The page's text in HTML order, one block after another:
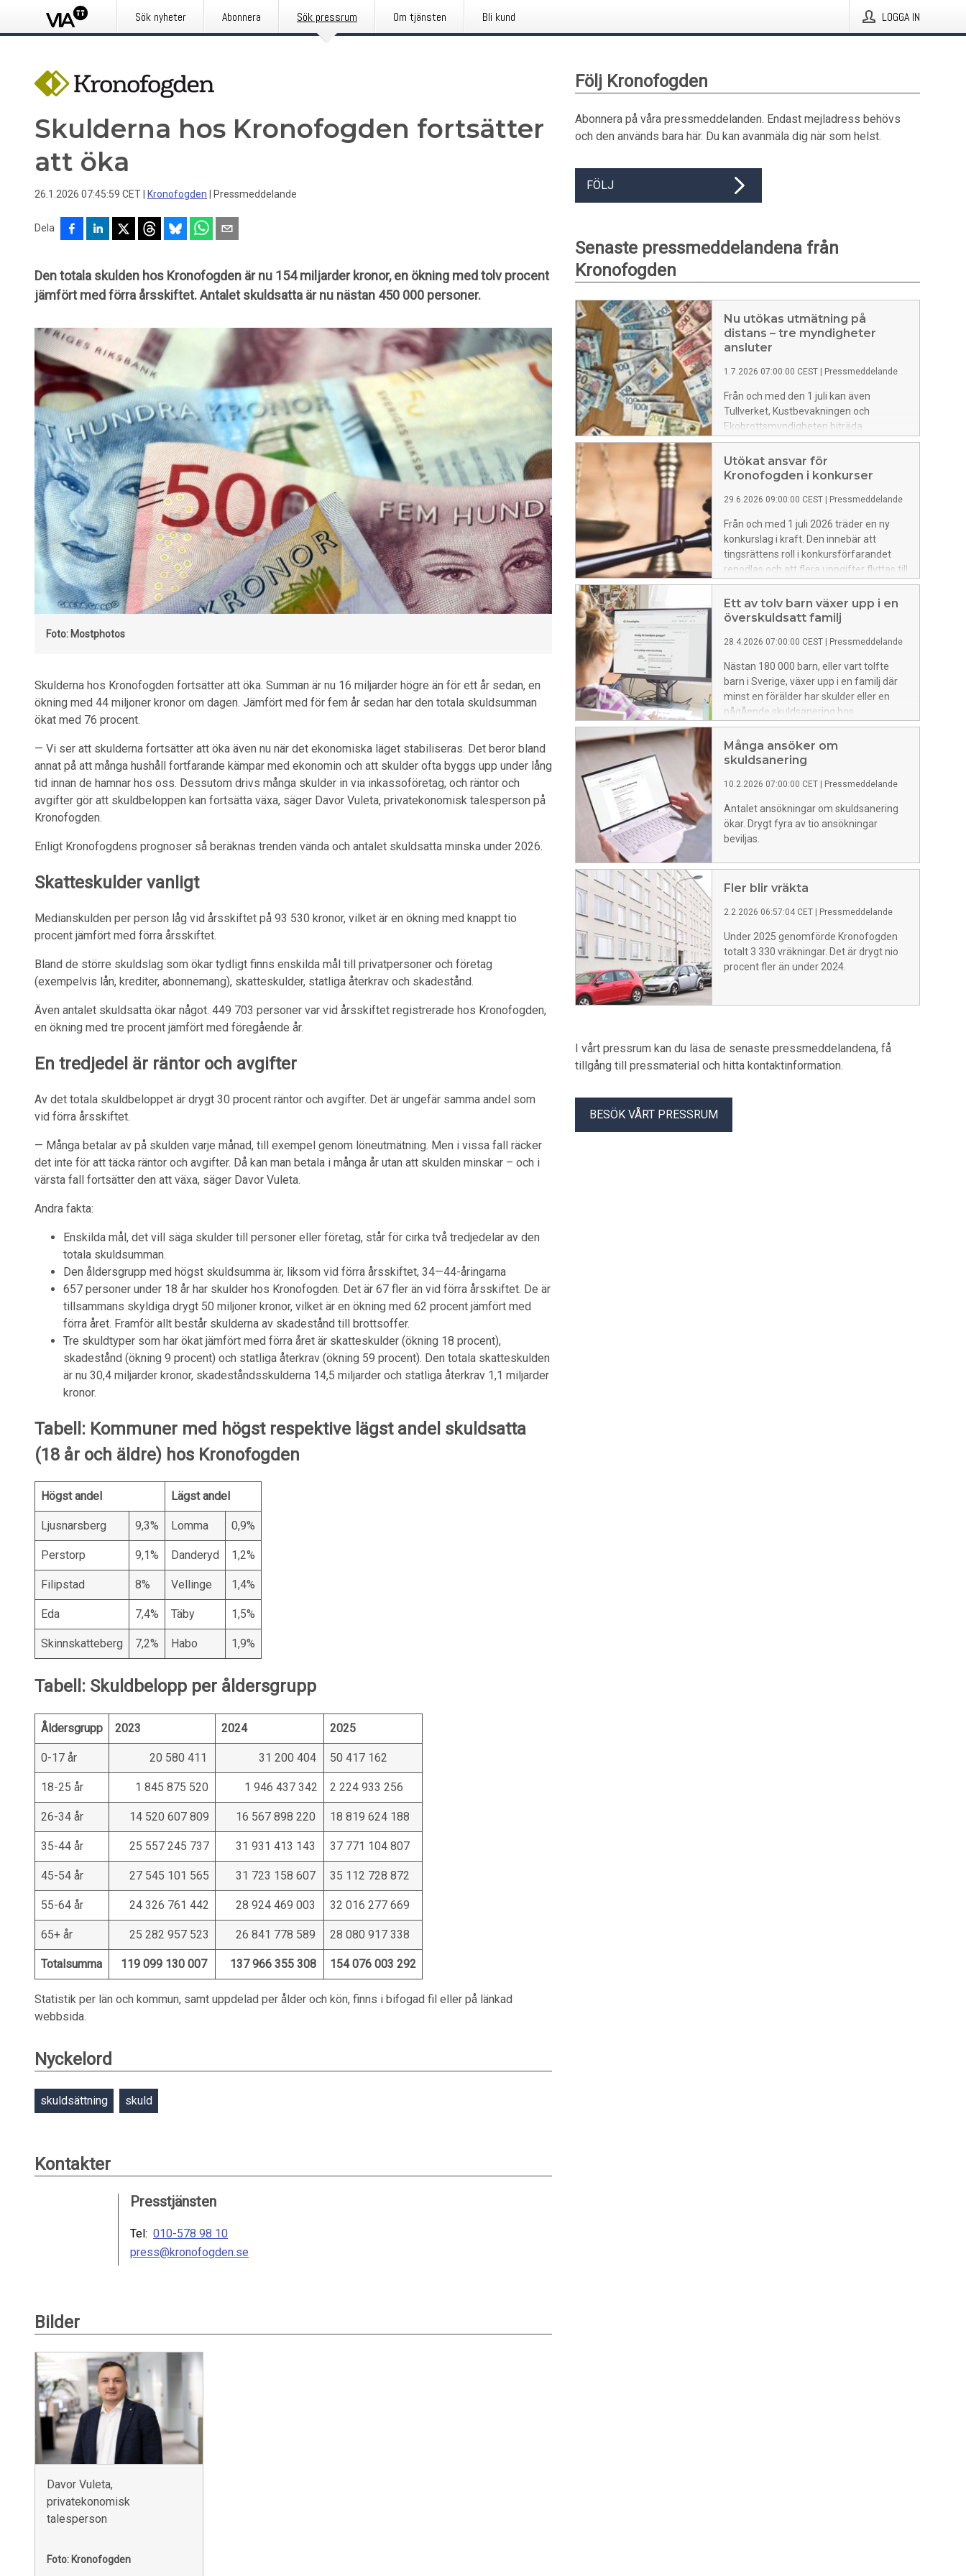
Sök nyheter Abonnera Sök pressrum Om tjänsten Bli kund LOGGA IN
Skulderna hos Kronofogden fortsätter
att öka
26.1.2026 07:45:59 CET Kronofogden Pressmeddelande
Dela
Den totala skulden hos Kronofogden är nu 154 miljarder kronor, en ökning med tolv procent
jämfört med förra årsskiftet. Antalet skuldsatta är nu nästan 450 000 personer.
Foto: Mostphotos
Skulderna hos Kronofogden fortsätter att öka. Summan är nu 16 miljarder högre än för ett år sedan, en
ökning med 44 miljoner kronor om dagen. Jämfört med för fem år sedan har den totala skuldsumman
ökat med 76 procent.
— Vi ser att skulderna fortsätter att öka även nu när det ekonomiska läget stabiliseras. Det beror bland
annat på att många hushåll fortfarande kämpar med ekonomin och att skulder ofta byggs upp under lång
tid innan de hamnar hos oss. Dessutom drivs många skulder in via inkassoföretag, och räntor och
avgifter gör att skuldbeloppen kan fortsätta växa, säger Davor Vuleta, privatekonomisk talesperson på
Kronofogden.
Enligt Kronofogdens prognoser så beräknas trenden vända och antalet skuldsatta minska under 2026.
Skatteskulder vanligt
Medianskulden per person låg vid årsskiftet på 93 530 kronor, vilket är en ökning med knappt tio
procent jämfört med förra årsskiftet.
Bland de större skuldslag som ökar tydligt finns enskilda mål till privatpersoner och företag
(exempelvis lån, krediter, abonnemang), skatteskulder, statliga återkrav och skadestånd.
Även antalet skuldsatta ökar något. 449 703 personer var vid årsskiftet registrerade hos Kronofogden,
en ökning med tre procent jämfört med föregående år.
En tredjedel är räntor och avgifter
Av det totala skuldbeloppet är drygt 30 procent räntor och avgifter. Det är ungefär samma andel som
vid förra årsskiftet.
— Många betalar av på skulden varje månad, till exempel genom löneutmätning. Men i vissa fall räcker
det inte för att täcka räntor och avgifter. Då kan man betala i många år utan att skulden minskar – och i
värsta fall fortsätter den att växa, säger Davor Vuleta.
Andra fakta:
Enskilda mål, det vill säga skulder till personer eller företag, står för cirka två tredjedelar av den
totala skuldsumman.
Den åldersgrupp med högst skuldsumma är, liksom vid förra årsskiftet, 34—44-åringarna
657 personer under 18 år har skulder hos Kronofogden. Det är 67 fler än vid förra årsskiftet. De är
tillsammans skyldiga drygt 50 miljoner kronor, vilket är en ökning med 62 procent jämfört med
förra året. Framför allt består skulderna av skadestånd till brottsoffer.
Tre skuldtyper som har ökat jämfört med förra året är skatteskulder (ökning 18 procent),
skadestånd (ökning 9 procent) och statliga återkrav (ökning 59 procent). Den totala skatteskulden
är nu 30,4 miljarder kronor, skadeståndsskulderna 14,5 miljarder och statliga återkrav 1,1 miljarder
kronor.
Tabell: Kommuner med högst respektive lägst andel skuldsatta
(18 år och äldre) hos Kronofogden
Högst andel Lägst andel
Ljusnarsberg 9,3% Lomma 0,9%
Perstorp 9,1% Danderyd 1,2%
Filipstad 8% Vellinge 1,4%
Eda 7,4% Täby 1,5%
Skinnskatteberg 7,2% Habo 1,9%
Tabell: Skuldbelopp per åldersgrupp
Åldersgrupp 2023 2024 2025
0-17 år 20 580 411 31 200 404 50 417 162
18-25 år 1 845 875 520 1 946 437 342 2 224 933 256
26-34 år 14 520 607 809 16 567 898 220 18 819 624 188
35-44 år 25 557 245 737 31 931 413 143 37 771 104 807
45-54 år 27 545 101 565 31 723 158 607 35 112 728 872
55-64 år 24 326 761 442 28 924 469 003 32 016 277 669
65+ år 25 282 957 523 26 841 778 589 28 080 917 338
Totalsumma 119 099 130 007 137 966 355 308 154 076 003 292
Statistik per län och kommun, samt uppdelad per ålder och kön, finns i bifogad fil eller på länkad
webbsida.
Nyckelord
skuldsättning skuld
Kontakter
Presstjänsten
Tel: 010-578 98 10
press@kronofogden.se
Bilder
Davor Vuleta,
privatekonomisk
talesperson
Foto: Kronofogden
Följ Kronofogden
Abonnera på våra pressmeddelanden. Endast mejladress behövs
och den används bara här. Du kan avanmäla dig när som helst.
FÖLJ
Senaste pressmeddelandena från
Kronofogden
Nu utökas utmätning på
distans – tre myndigheter
ansluter
1.7.2026 07:00:00 CEST Pressmeddelande
Från och med den 1 juli kan även
Tullverket, Kustbevakningen och
Ekobrottsmyndigheten biträda
Kronofogden med att utmäta gods på
distans.
Utökat ansvar för
Kronofogden i konkurser
29.6.2026 09:00:00 CEST Pressmeddelande
Från och med 1 juli 2026 träder en ny
konkurslag i kraft. Den innebär att
tingsrättens roll i konkursförfarandet
renodlas och att flera uppgifter flyttas till
konkursförvaltaren och Kronofogden.
Samtidigt förenklas konkursförfarandet.
Ett av tolv barn växer upp i en
överskuldsatt familj
28.4.2026 07:00:00 CEST Pressmeddelande
Nästan 180 000 barn, eller vart tolfte
barn i Sverige, växer upp i en familj där
minst en förälder har skulder eller en
pågående skuldsanering hos
Kronofogden.
Många ansöker om
skuldsanering
10.2.2026 07:00:00 CET Pressmeddelande
Antalet ansökningar om skuldsanering
ökar. Drygt fyra av tio ansökningar
beviljas.
Fler blir vräkta
2.2.2026 06:57:04 CET Pressmeddelande
Under 2025 genomförde Kronofogden
totalt 3 330 vräkningar. Det är drygt nio
procent fler än under 2024.
I vårt pressrum kan du läsa de senaste pressmeddelandena, få
tillgång till pressmaterial och hitta kontaktinformation.
BESÖK VÅRT PRESSRUM